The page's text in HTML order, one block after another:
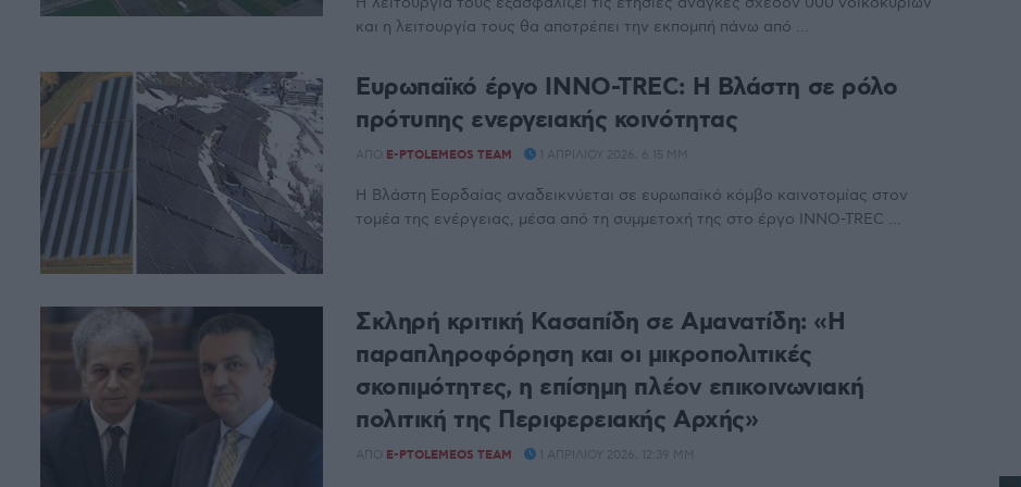
και η λειτουργία τους θα αποτρέπει την εκπομπή πάνω από ...
Ευρωπαϊκό έργο INNO-TREC: Η Βλάστη σε ρόλο
πρότυπης ενεργειακής κοινότητας
ΑΠΌ E-PTOLEMEOS TEAM 1 ΑΠΡΙΛΊΟΥ 2026, 6:15 ΜΜ
Η Βλάστη Εορδαίας αναδεικνύεται σε ευρωπαϊκό κόμβο καινοτομίας στον
τομέα της ενέργειας, μέσα από τη συμμετοχή της στο έργο INNO-TREC ...
Σκληρή κριτική Κασαπίδη σε Αμανατίδη: «Η
παραπληροφόρηση και οι μικροπολιτικές
σκοπιμότητες, η επίσημη πλέον επικοινωνιακή
πολιτική της Περιφερειακής Αρχής»
ΑΠΌ E-PTOLEMEOS TEAM 1 ΑΠΡΙΛΊΟΥ 2026, 12:39 ΜΜ